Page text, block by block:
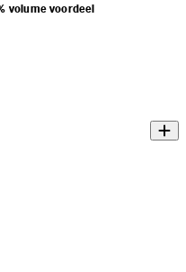
volume voordeel